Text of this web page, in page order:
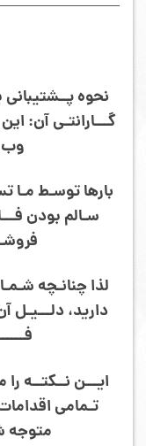
نحوه
گـــارانتـی آن:
بارها توسـط مـا
سـالم بودن
لذا چنانـچه
دارید، دلـــیـل
ایـــن نــکتــه
تـمامی
متوجه